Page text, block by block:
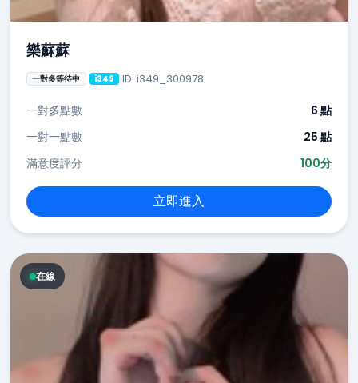
樂蘇蘇
一對多等待中 i349 ID: i349_300978
一對多點數
6 點
一對一點數
25 點
滿意度評分
100分
立即進入
在線